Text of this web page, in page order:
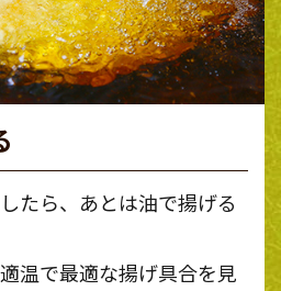
たら、あとは油で揚げる
温で最適な揚げ具合を見